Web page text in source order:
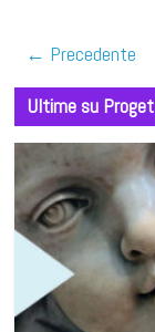
← Precedente
Ultime su